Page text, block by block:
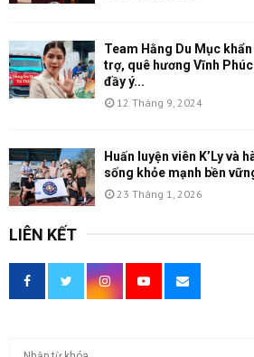
Team Hằng Du Mục
trợ, quê hương Vĩnh
đầy ý...
12 Tháng 9, 2024
Huấn luyện viên K’Ly và
sống khỏe mạnh bền
23 Tháng 1, 2026
LIÊN KẾT